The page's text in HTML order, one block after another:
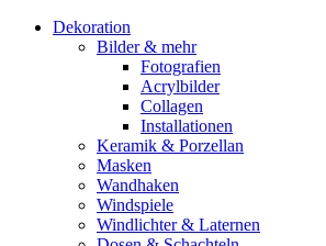
Dekoration
Bilder & mehr
Fotografien
Acrylbilder
Collagen
Installationen
Keramik & Porzellan
Masken
Wandhaken
Windspiele
Windlichter & Laternen